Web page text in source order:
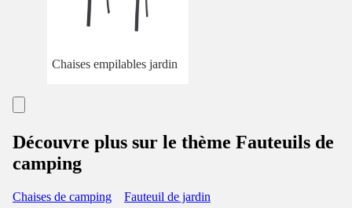
Chaises empilables jardin
Découvre plus sur le thème Fauteuils de
camping
Chaises de camping Fauteuil de jardin